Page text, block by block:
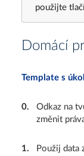
použijte
Domácí
Template s
0.
Odkaz na
změnit
1. Použij data